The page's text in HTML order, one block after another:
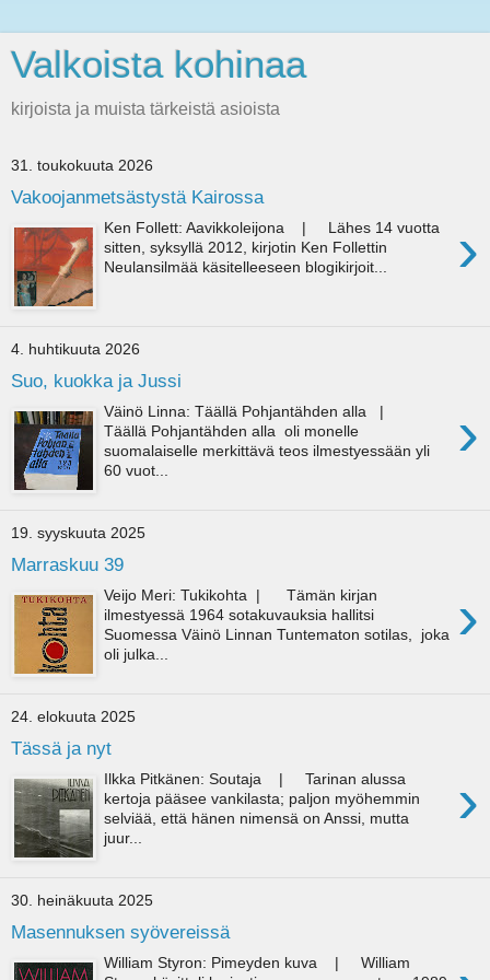
Valkoista kohinaa
kirjoista ja muista tärkeistä asioista
31. toukokuuta 2026
Vakoojanmetsästystä Kairossa
›
Ken Follett: Aavikkoleijona | Lähes 14 vuotta
sitten, syksyllä 2012, kirjotin Ken Follettin
Neulansilmää käsitelleeseen blogikirjoit...
4. huhtikuuta 2026
Suo, kuokka ja Jussi
›
Väinö Linna: Täällä Pohjantähden alla |
Täällä Pohjantähden alla oli monelle
suomalaiselle merkittävä teos ilmestyessään yli
60 vuot...
19. syyskuuta 2025
Marraskuu 39
›
Veijo Meri: Tukikohta | Tämän kirjan
ilmestyessä 1964 sotakuvauksia hallitsi
Suomessa Väinö Linnan Tuntematon sotilas, joka
oli julka...
24. elokuuta 2025
Tässä ja nyt
›
Ilkka Pitkänen: Soutaja | Tarinan alussa
kertoja pääsee vankilasta; paljon myöhemmin
selviää, että hänen nimensä on Anssi, mutta
juur...
30. heinäkuuta 2025
Masennuksen syövereissä
William Styron: Pimeyden kuva | William